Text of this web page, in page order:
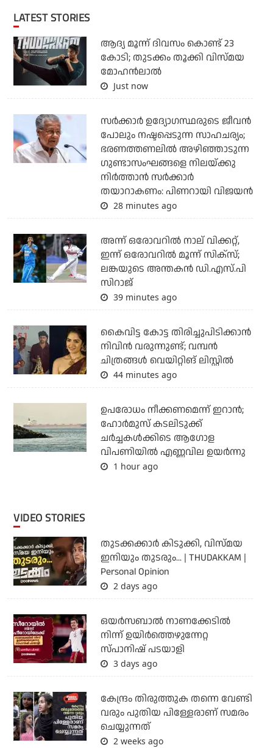
LATEST STORIES
ആദ്യ മൂന്ന് ദിവസം കൊണ്ട് 23
കോടി; തുടക്കം തൂക്കി വിസ്മയ
മോഹന്‍ലാല്‍
Just now
സര്‍ക്കാര്‍ ഉദ്യോഗസ്ഥരുടെ ജീവന്‍
പോലും നഷ്ടപ്പെടുന്ന സാഹചര്യം;
ഭരണത്തണലില്‍ അഴിഞ്ഞാടുന്ന
ഗുണ്ടാസംഘങ്ങളെ നിലയ്ക്കു
നിര്‍ത്താന്‍ സര്‍ക്കാര്‍
തയാറാകണം: പിണറായി വിജയന്‍
28 minutes ago
അന്ന് ഒരോവറില്‍ നാല് വിക്കറ്റ്,
ഇന്ന് ഒരോവറില്‍ മൂന്ന് സിക്‌സ്;
ലങ്കയുടെ അന്തകന്‍ ഡി.എസ്.പി
സിറാജ്
39 minutes ago
കൈവിട്ട കോട്ട തിരിച്ചുപിടിക്കാന്‍
നിവിന്‍ വരുന്നുണ്ട്; വമ്പന്‍
ചിത്രങ്ങള്‍ വെയിറ്റിങ് ലിസ്റ്റില്‍
44 minutes ago
ഉപരോധം നീക്കണമെന്ന് ഇറാന്‍;
ഹോര്‍മുസ് കടലിടുക്ക്
ചര്‍ച്ചകള്‍ക്കിടെ ആഗോള
വിപണിയില്‍ എണ്ണവില ഉയര്‍ന്നു
1 hour ago
VIDEO STORIES
തുടക്കക്കാര്‍ കിടുക്കി, വിസ്മയ
ഇനിയും തുടരും... | THUDAKKAM |
Personal Opinion
2 days ago
ഒയര്‍സബാൽ നാണക്കേടിൽ
നിന്ന് ഉയിർത്തെഴുന്നേറ്റ
സ്പാനിഷ് പടയാളി
3 days ago
കേന്ദ്രം തിരുത്തുക തന്നെ വേണ്ടി
വരും പുതിയ പിള്ളേരാണ് സമരം
ചെയ്യുന്നത്
2 weeks ago